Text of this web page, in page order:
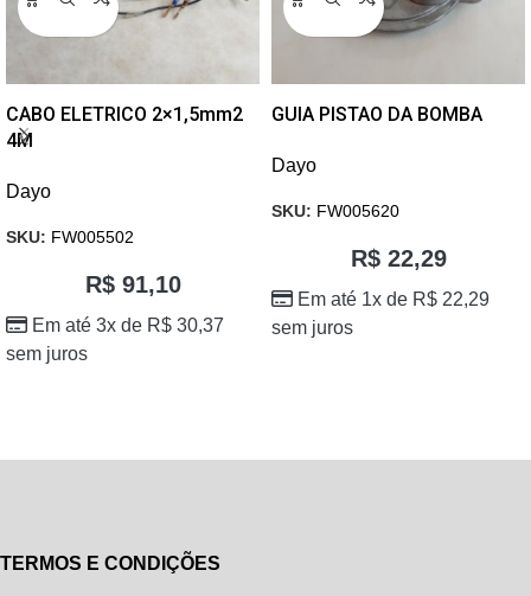
CABO ELETRICO 2×1,5mm2
4M
Dayo
SKU: FW005502
R$91,10
Em até 3x de R$ 30,37
sem juros
GUIA PISTAO DA BOMBA
Dayo
SKU: FW005620
R$22,29
Em até 1x de R$ 22,29
sem juros
TERMOS E CONDIÇÕES